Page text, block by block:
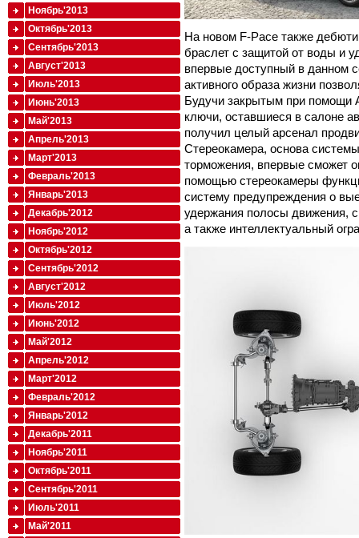
На новом F-Pace также
браслет с защитой от воды и
впервые доступный в данном
активного образа жизни
Будучи закрытым при помощи
ключи, оставшиеся в салоне
получил целый арсенал
Стереокамера, основа
торможения, впервые сможет
помощью стереокамеры
систему предупреждения о
удержания полосы движения,
а также интеллектуальный
Ноябрь'2013
Октябрь'2013
Сентябрь'2013
Август'2013
Июль'2013
Июнь'2013
Май'2013
Апрель'2013
Март'2013
Февраль'2013
Январь'2013
Декабрь'2012
Ноябрь'2012
Октябрь'2012
Сентябрь'2012
Август'2012
Июль'2012
Июнь'2012
Май'2012
Апрель'2012
Март'2012
Февраль'2012
Январь'2012
Декабрь'2011
Ноябрь'2011
Октябрь'2011
Сентябрь'2011
Июль'2011
Май'2011